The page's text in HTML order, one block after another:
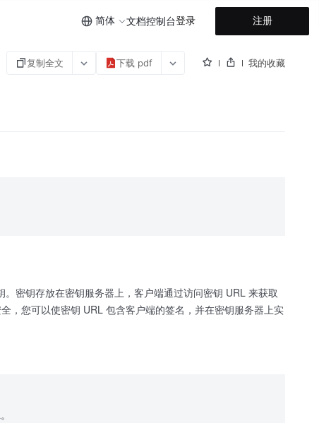
简体 文档控制台登录 注册
复制全文 下载 pdf 我的收藏
密钥存放在密钥服务器上，客户端通过访问密钥 URL 来获取
，您可以使密钥 URL 包含客户端的签名，并在密钥服务器上实